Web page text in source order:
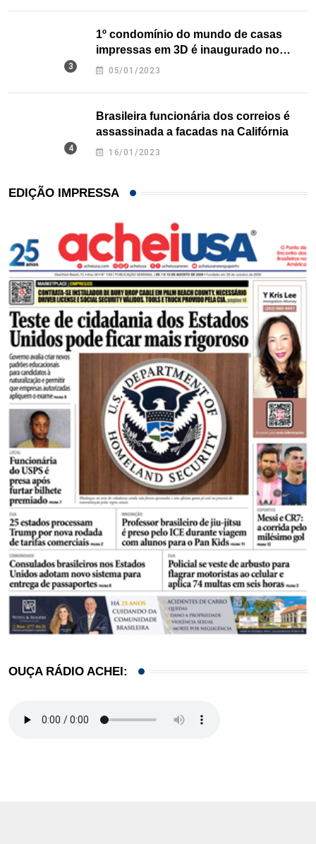
1º condomínio do mundo de casas
impressas em 3D é inaugurado no
Texas
05/01/2023
Brasileira funcionária dos correios é
assassinada a facadas na Califórnia
16/01/2023
EDIÇÃO IMPRESSA
OUÇA RÁDIO ACHEI: